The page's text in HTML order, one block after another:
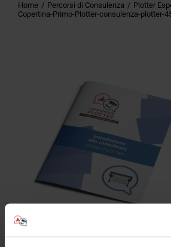
Home Percorsi di Consulenza
Plotter
Copertina-Primo-Plotter-consulenza-plotter-